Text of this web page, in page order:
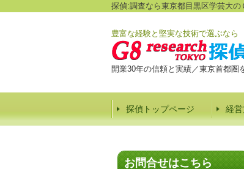
探偵:調査なら東京都目黒区学芸大の
豊富な経験と堅実な技術で選ぶなら
開業30年の信頼と実績／東京首都圏
探偵トップページ 経
お問合せはこちら